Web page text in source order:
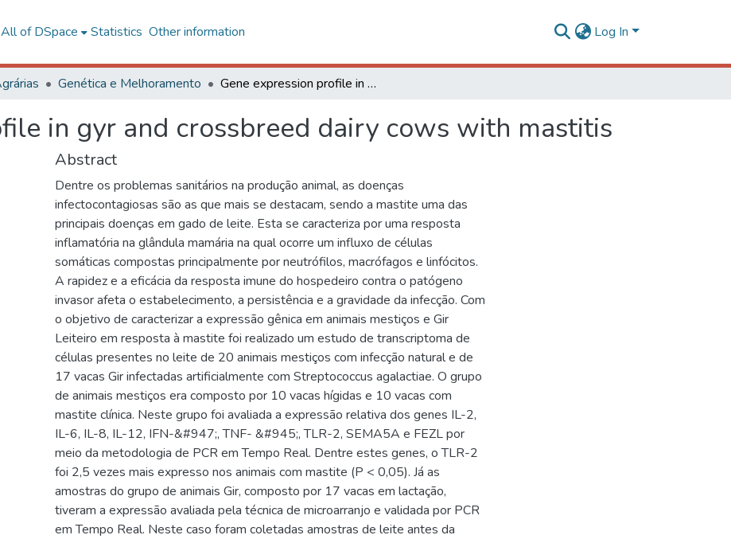
All of DSpace Statistics Other information Log In
Genética e Melhoramento Gene expression profile in gyr and crossbreed dairy cows with mastitis
in gyr and crossbreed dairy cows with mastitis
Abstract
Dentre os problemas sanitários na produção animal, as doenças
infectocontagiosas são as que mais se destacam, sendo a mastite uma das
principais doenças em gado de leite. Esta se caracteriza por uma resposta
inflamatória na glândula mamária na qual ocorre um influxo de células
somáticas compostas principalmente por neutrófilos, macrófagos e linfócitos.
A rapidez e a eficácia da resposta imune do hospedeiro contra o patógeno
invasor afeta o estabelecimento, a persistência e a gravidade da infecção. Com
o objetivo de caracterizar a expressão gênica em animais mestiços e Gir
Leiteiro em resposta à mastite foi realizado um estudo de transcriptoma de
células presentes no leite de 20 animais mestiços com infecção natural e de
17 vacas Gir infectadas artificialmente com Streptococcus agalactiae. O grupo
de animais mestiços era composto por 10 vacas hígidas e 10 vacas com
mastite clínica. Neste grupo foi avaliada a expressão relativa dos genes IL-2,
IL-6, IL-8, IL-12, IFN-&#947;, TNF- &#945;, TLR-2, SEMA5A e FEZL por
meio da metodologia de PCR em Tempo Real. Dentre estes genes, o TLR-2
foi 2,5 vezes mais expresso nos animais com mastite (P < 0,05). Já as
amostras do grupo de animais Gir, composto por 17 vacas em lactação,
tiveram a expressão avaliada pela técnica de microarranjo e validada por PCR
em Tempo Real. Neste caso foram coletadas amostras de leite antes da